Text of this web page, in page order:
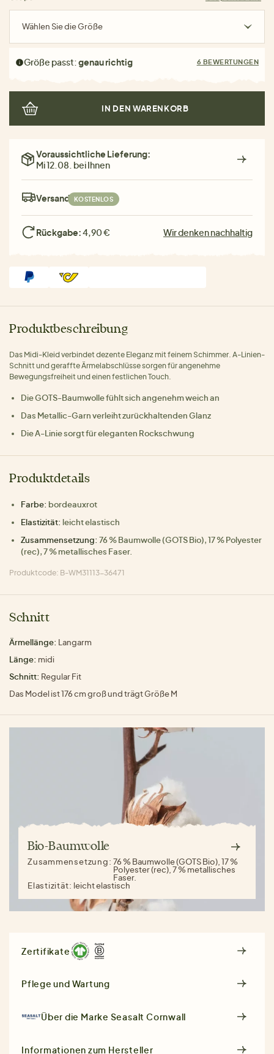
Wählen Sie die Größe
Größe passt:genau richtig 6 BEWERTUNGEN
IN DEN WARENKORB
Voraussichtliche Lieferung:
Mi 12.08. bei Ihnen
Versand: KOSTENLOS
Rückgabe:4,90 € Wir denken nachhaltig
Produktbeschreibung
Das Midi-Kleid verbindet dezente Eleganz mit feinem Schimmer. A-Linien-
Schnitt und geraffte Ärmelabschlüsse sorgen für angenehme
Bewegungsfreiheit und einen festlichen Touch.
Die GOTS-Baumwolle fühlt sich angenehm weich an
Das Metallic-Garn verleiht zurückhaltenden Glanz
Die A-Linie sorgt für eleganten Rockschwung
Produktdetails
Farbe: bordeauxrot
Elastizität: leicht elastisch
Zusammensetzung: 76 % Baumwolle (GOTS Bio), 17 % Polyester
(rec), 7 % metallisches Faser.
Produktcode: B-WM31113-36471
Schnitt
Ärmellänge: Langarm
Länge: midi
Schnitt: Regular Fit
Das Model ist 176 cm groß und trägt Größe M
Bio-Baumwolle
Zusammensetzung:76 % Baumwolle (GOTS Bio), 17 %
Polyester (rec), 7 % metallisches
Faser.
Elastizität: leicht elastisch
Zertifikate
Pflege und Wartung
Über die Marke Seasalt Cornwall
Informationen zum Hersteller